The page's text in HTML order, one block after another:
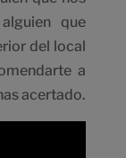
que
del local
a
acertado.